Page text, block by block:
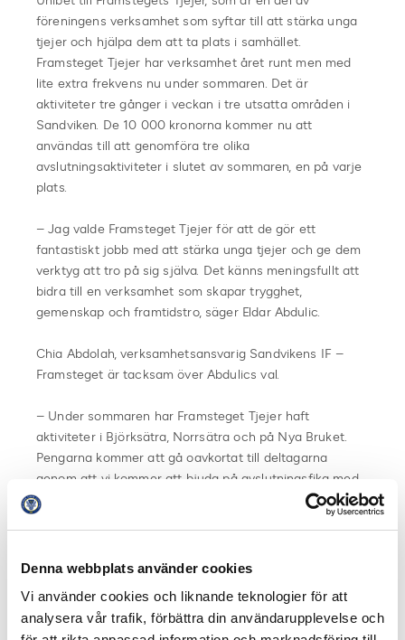
Denna webbplats använder cookies
Vi använder cookies och liknande teknologier för att
analysera vår trafik, förbättra din användarupplevelse och
föreningens verksamhet som syftar till att stärka unga
tjejer och hjälpa dem att ta plats i samhället.
Framsteget Tjejer har verksamhet året runt men med
lite extra frekvens nu under sommaren. Det är
aktiviteter tre gånger i veckan i tre utsatta områden i
Sandviken. De 10 000 kronorna kommer nu att
användas till att genomföra tre olika
avslutningsaktiviteter i slutet av sommaren, en på varje
plats.
– Jag valde Framsteget Tjejer för att de gör ett
fantastiskt jobb med att stärka unga tjejer och ge dem
verktyg att tro på sig själva. Det känns meningsfullt att
bidra till en verksamhet som skapar trygghet,
gemenskap och framtidstro, säger Eldar Abdulic.
Chia Abdolah, verksamhetsansvarig Sandvikens IF –
Framsteget är tacksam över Abdulics val.
– Under sommaren har Framsteget Tjejer haft
aktiviteter i Björksätra, Norrsätra och på Nya Bruket.
Pengarna kommer att gå oavkortat till deltagarna
genom att vi kommer att bjuda på avslutningsfika med
mera i respektive område under verksamhetens sista
Fakta Månadens spelare/Månadens tränare:
Elitfotboll i samarbete medUnibet.Priset går till den
tränare som gjort bäst bestående sportsliga avtryck